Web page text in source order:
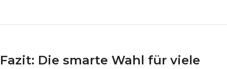
Fazit: Die smarte Wahl für viele